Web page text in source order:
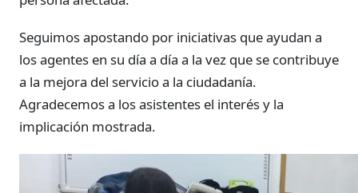
Seguimos apostando por iniciativas que ayudan a
los agentes en su día a día a la vez que se contribuye
a la mejora del servicio a la ciudadanía.
Agradecemos a los asistentes el interés y la
implicación mostrada.